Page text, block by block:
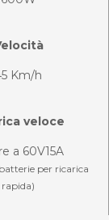
Km/h
veloce
a 60V15A
per ricarica
rapida)